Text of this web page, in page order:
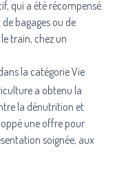
qui a été récompensé.
bagages ou de
train, chez un
la catégorie Vie
a obtenu la
la dénutrition et
une offre pour
soignée, aux